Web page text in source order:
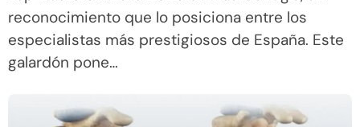
reconocimiento que lo posiciona entre los
especialistas más prestigiosos de España. Este
galardón pone…